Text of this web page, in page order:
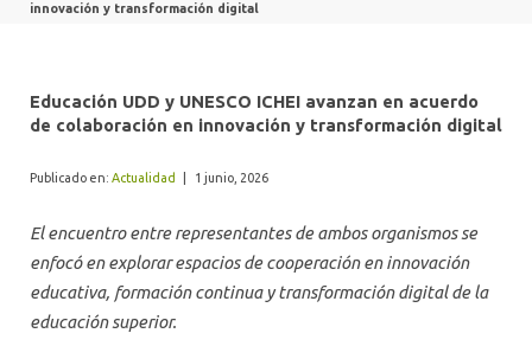
ALUMNI
innovación y transformación digital
Educación UDD y UNESCO ICHEI avanzan en acuerdo
de colaboración en innovación y transformación digital
Publicado en: Actualidad 1 junio, 2026
El encuentro entre representantes de ambos organismos se
enfocó en explorar espacios de cooperación en innovación
educativa, formación continua y transformación digital de la
educación superior.